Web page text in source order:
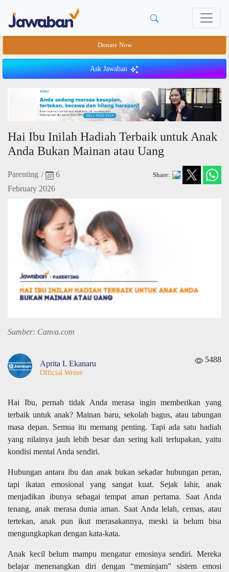
Donate Now
Ask Jawaban
Hai Ibu Inilah Hadiah Terbaik untuk Anak
Anda Bukan Mainan atau Uang
Parenting /
6
February 2026
Share:
Sumber: Canva.com
Aprita L Ekanaru
Official Writer
5488
Hai Ibu, pernah tidak Anda merasa ingin memberikan yang
terbaik untuk anak? Mainan baru, sekolah bagus, atau tabungan
masa depan. Semua itu memang penting. Tapi ada satu hadiah
yang nilainya jauh lebih besar dan sering kali terlupakan, yaitu
kondisi mental Anda sendiri.
Hubungan antara ibu dan anak bukan sekadar hubungan peran,
tapi ikatan emosional yang sangat kuat. Sejak lahir, anak
menjadikan ibunya sebagai tempat aman pertama. Saat Anda
tenang, anak merasa dunia aman. Saat Anda lelah, cemas, atau
tertekan, anak pun ikut merasakannya, meski ia belum bisa
mengungkapkan dengan kata-kata.
Anak kecil belum mampu mengatur emosinya sendiri. Mereka
belajar menenangkan diri dengan “meminjam” sistem emosi